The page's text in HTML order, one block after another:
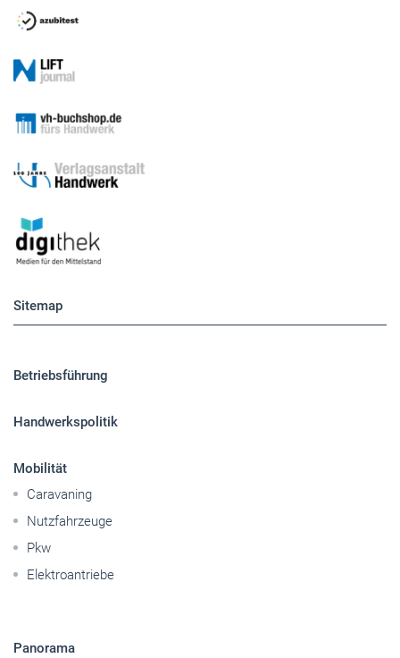
Sitemap
Betriebsführung
Handwerkspolitik
Mobilität
Caravaning
Nutzfahrzeuge
Pkw
Elektroantriebe
Panorama